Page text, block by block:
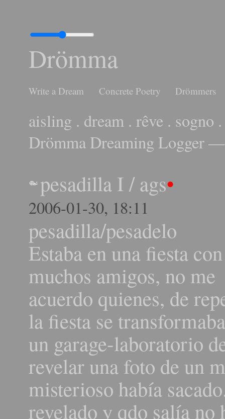
Drömma
Write a Dream Concrete Poetry Drömmers
aisling . dream . rêve . sogno
Drömma Dreaming Logger
pesadilla I /ags•
2006-01-30, 18:11
pesadilla/pesadelo
Estaba en una fiesta con
muchos amigos, no me
acuerdo quienes, de
la fiesta se
un garage-laboratorio
revelar una foto de un
misterioso había
revelado y qdo salía no